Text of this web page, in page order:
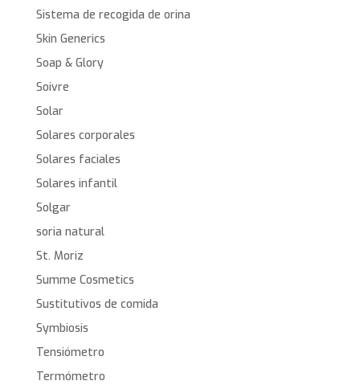
Sistema de recogida de orina
Skin Generics
Soap & Glory
Soivre
Solar
Solares corporales
Solares faciales
Solares infantil
Solgar
soria natural
St. Moriz
Summe Cosmetics
Sustitutivos de comida
Symbiosis
Tensiómetro
Termómetro